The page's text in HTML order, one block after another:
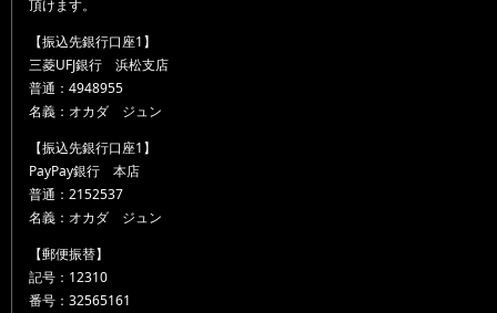
頂けます。
【振込先銀行口座1】
三菱UFJ銀行 浜松支店
普通：4948955
名義：オカダ ジュン
【振込先銀行口座1】
PayPay銀行 本店
普通：2152537
名義：オカダ ジュン
【郵便振替】
記号：12310
番号：32565161